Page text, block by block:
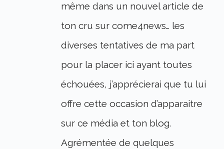
même dans un nouvel article de
ton cru sur come4news… les
diverses tentatives de ma part
pour la placer ici ayant toutes
échouées, j’apprécierai que tu lui
offre cette occasion d’apparaitre
sur ce média et ton blog.
Agrémentée de quelques